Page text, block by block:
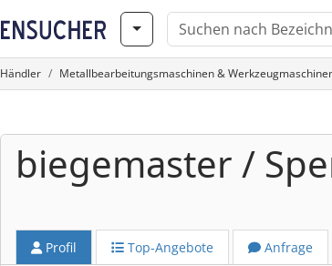
Händler Metallbearbeitungsmaschinen &
biegemaster /
Profil Top-Angebote Anfrage